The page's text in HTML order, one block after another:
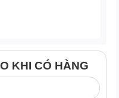
KHI CÓ HÀNG